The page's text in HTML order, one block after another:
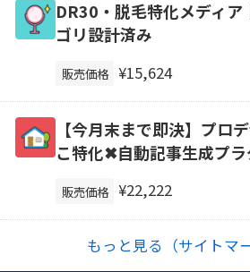
DR30・脱毛特化メディ
ゴリ設計済み
販売価格 ¥15,624
【今月末まで即決】プロ
こ特化✖自動記事生成プ
販売価格 ¥22,222
もっと見る（サイトマ